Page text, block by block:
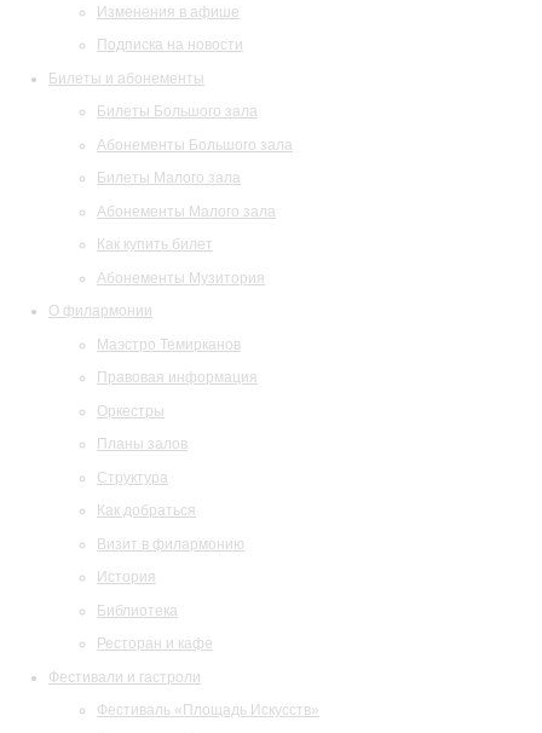
Изменения в афише
Подписка на новости
Билеты и абонементы
Билеты Большого зала
Абонементы Большого зала
Билеты Малого зала
Абонементы Малого зала
Как купить билет
Абонементы Музитория
О филармонии
Маэстро Темирканов
Правовая информация
Оркестры
Планы залов
Структура
Как добраться
Визит в филармонию
История
Библиотека
Ресторан и кафе
Фестивали и гастроли
Фестиваль «Площадь Искусств»